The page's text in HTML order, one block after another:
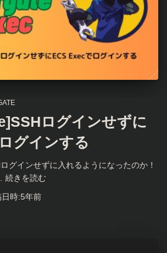
ログインせずに
グインする
グインせずに入れるようになったのか！
続きを読む
時:5年前